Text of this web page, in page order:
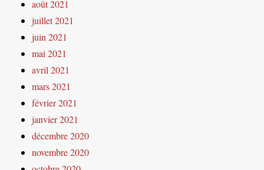
août 2021
juillet 2021
juin 2021
mai 2021
avril 2021
mars 2021
février 2021
janvier 2021
décembre 2020
novembre 2020